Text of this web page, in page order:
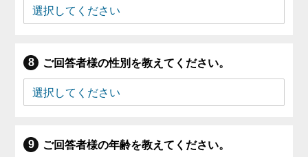
ご回答者様の性別を教えてください。
ご回答者様の年齢を教えてください。